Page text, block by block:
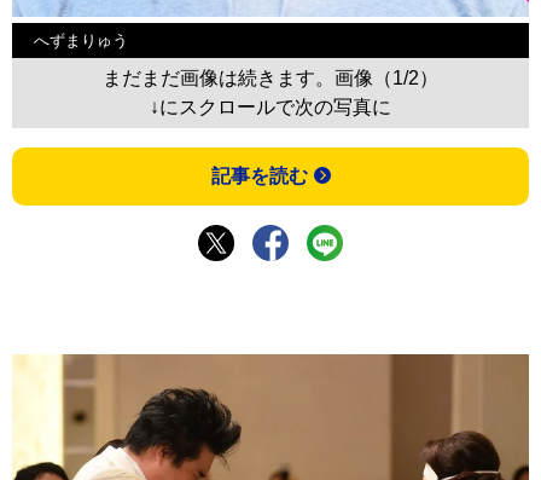
へずまりゅう
まだまだ画像は続きます。画像（1/2）
↓にスクロールで次の写真に
記事を読む